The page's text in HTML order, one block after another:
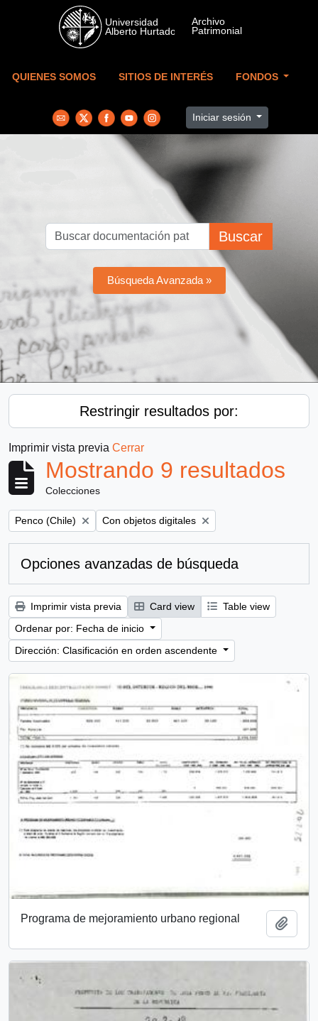
Skip to main content
QUIENES SOMOS SITIOS DE INTERÉS FONDOS
Iniciar sesión
Buscar
Búsqueda Avanzada »
Restringir resultados por:
Imprimir vista previa Cerrar
Mostrando 9 resultados
Colecciones
Remove filter:
Penco (Chile) Remove filter:
Con objetos digitales
Opciones avanzadas de búsqueda
Imprimir vista previa Card view
Table view
Ordenar por: Fecha de inicio
Dirección: Clasificación en orden ascendente
Programa de mejoramiento urbano regional